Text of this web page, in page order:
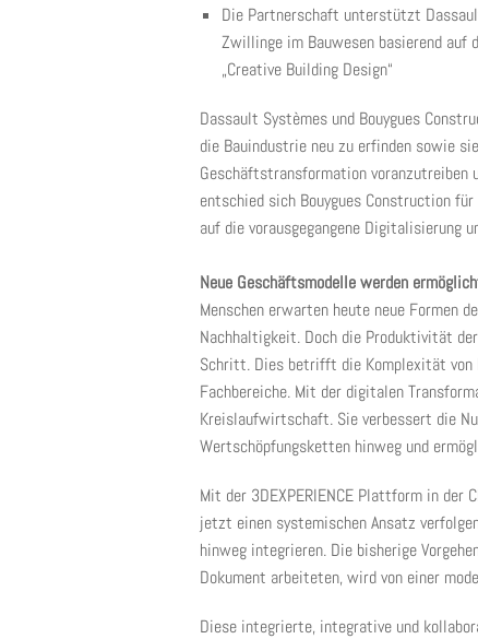
Die Partnerschaft unterstützt
Zwillinge im Bauwesen basierend auf
„Creative Building Design“
Dassault Systèmes und Bouygues
die Bauindustrie neu zu erfinden sowie
Geschäftstransformation voranzutreiben
entschied sich Bouygues Construction
auf die vorausgegangene Digitalisierung
Neue Geschäftsmodelle werden
Menschen erwarten heute neue Formen
Nachhaltigkeit. Doch die Produktivität
Schritt. Dies betrifft die Komplexität von
Fachbereiche. Mit der digitalen
Kreislaufwirtschaft. Sie verbessert die
Wertschöpfungsketten hinweg und
Mit der 3DEXPERIENCE Plattform in der
jetzt einen systemischen Ansatz
hinweg integrieren. Die bisherige
Dokument arbeiteten, wird von einer
Diese integrierte, integrative und